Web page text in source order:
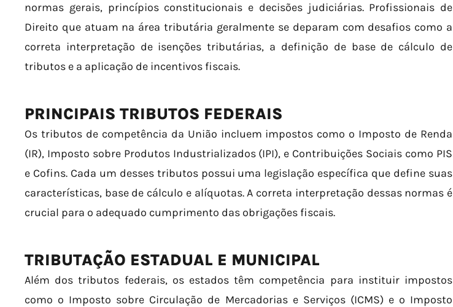
normas gerais, princípios constitucionais e decisões judiciárias. Profissionais de
Direito que atuam na área tributária geralmente se deparam com desafios como a
correta interpretação de isenções tributárias, a definição de base de cálculo de
tributos e a aplicação de incentivos fiscais.
PRINCIPAIS TRIBUTOS FEDERAIS
Os tributos de competência da União incluem impostos como o Imposto de Renda
(IR), Imposto sobre Produtos Industrializados (IPI), e Contribuições Sociais como PIS
e Cofins. Cada um desses tributos possui uma legislação específica que define suas
características, base de cálculo e alíquotas. A correta interpretação dessas normas é
crucial para o adequado cumprimento das obrigações fiscais.
TRIBUTAÇÃO ESTADUAL E MUNICIPAL
Além dos tributos federais, os estados têm competência para instituir impostos
como o Imposto sobre Circulação de Mercadorias e Serviços (ICMS) e o Imposto